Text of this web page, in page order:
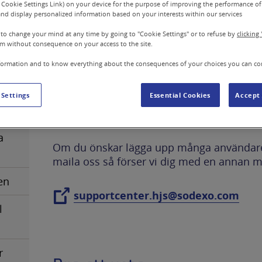
Du som beställer från en kommun eller
använda Sodexo Kundportal.
För att få behörighet och kunna använda
behöver du först skapa ett konto. Det
formuläret nedan.
När du väl registrerat dig kommer du
bekräftelse förutsatt att det är en känd
Om du önskar lägga upp många
maila oss så förser vi dig med en annan
supportcenter.hjs@sodexo.com
Settings Link) on your device for the purpose of improving the performance
display personalized information based on your interests within our services
change your mind at any time by going to "Cookie Settings" or to refuse by clicking
without consequence on your access to the site.
and to know everything about the consequences of your choices you can
Essential Cookies Accept